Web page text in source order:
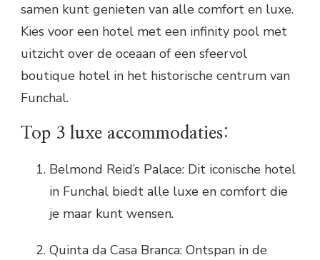
samen kunt genieten van alle comfort en luxe.
Kies voor een hotel met een infinity pool met
uitzicht over de oceaan of een sfeervol
boutique hotel in het historische centrum van
Funchal.
Top 3 luxe accommodaties:
Belmond Reid’s Palace: Dit iconische hotel
in Funchal biedt alle luxe en comfort die
je maar kunt wensen.
Quinta da Casa Branca: Ontspan in de